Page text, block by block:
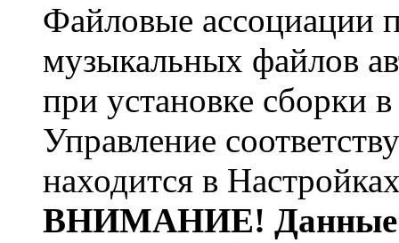
Файловые ассоциации
музыкальных файлов
при установке сборки
Управление
находится в
ВНИМАНИЕ! Данные